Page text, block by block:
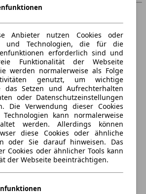
Anbieter nutzen Cookies oder
und Technologien, die für die
erforderlich sind und
Funktionalität der Webseite
werden normalerweise als Folge
genutzt, um wichtige
das Setzen und Aufrechterhalten
oder Datenschutzeinstellungen
Die Verwendung dieser Cookies
kann normalerweise
werden. Allerdings können
diese Cookies oder ähnliche
oder Sie darauf hinweisen. Das
Cookies oder ähnlicher Tools kann
der Webseite beeinträchtigen.